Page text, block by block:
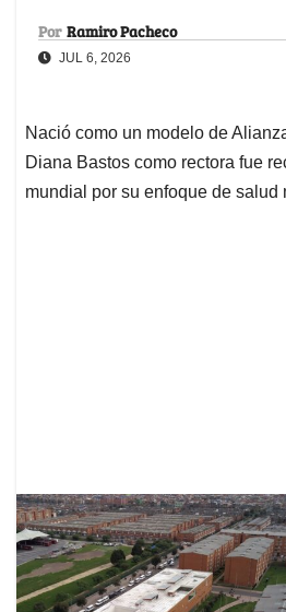
Por Ramiro Pacheco
JUL 6, 2026
Nació como un modelo de
Diana Bastos como rectora fue
mundial por su enfoque de salud